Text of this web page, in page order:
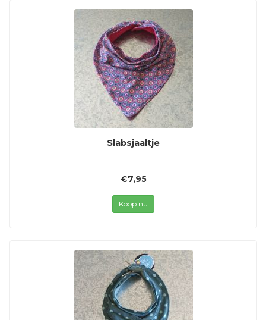
Slabsjaaltje
€7,95
Koop nu